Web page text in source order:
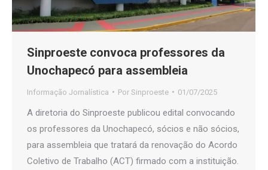
Sinproeste convoca professores da
Unochapecó para assembleia
Informação Jornalística Por Sinproeste 01/07/2025
A diretoria do Sinproeste publicou edital convocando
os professores da Unochapecó, sócios e não sócios,
para assembleia que tratará da renovação do Acordo
Coletivo de Trabalho (ACT) firmado com a instituição.